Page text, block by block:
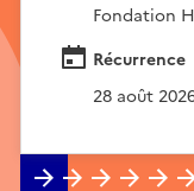
Fondation
Récurrence
28 août